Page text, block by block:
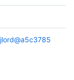
jlord@a5c3785